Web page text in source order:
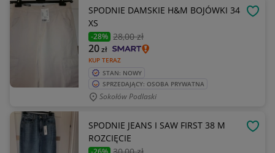
SPODNIE DAMSKIE H&M BOJÓWKI 34
XS
-28% 28,00 zł
KUP TERAZ
20zł
STAN: NOWY
SPRZEDAJĄCY: OSOBA PRYWATNA
Sokołów Podlaski
SPODNIE JEANS I SAW FIRST 38 M
ROZCIĘCIE